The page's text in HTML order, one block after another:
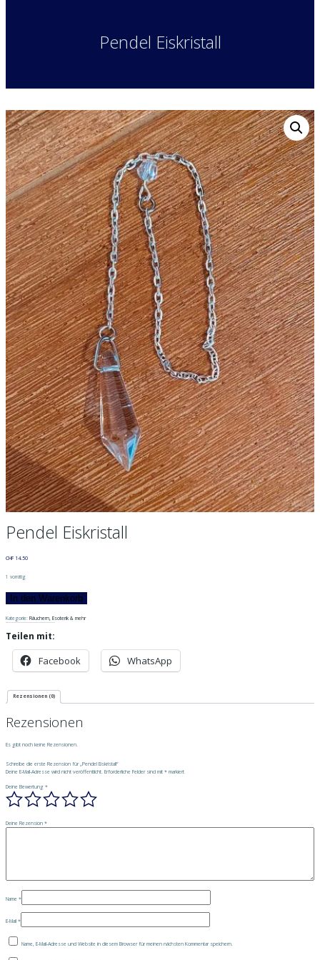
Pendel Eiskristall
Pendel Eiskristall
CHF 14.50
1 vorrätig
Pendel
EiskristallIn den Warenkorb
Kategorie: Räuchern, Esoterik & mehr
Teilen mit:
Facebook WhatsApp
Rezensionen (0)
Rezensionen
Es gibt noch keine Rezensionen.
Schreibe die erste Rezension für „Pendel Eiskristall“
Deine E-Mail-Adresse wird nicht veröffentlicht. Erforderliche Felder sind mit * markiert
Deine Bewertung *
Deine Rezension *
Name *
E-Mail *
Name, E-Mail-Adresse und Website in diesem Browser für meinen nächsten Kommentar speichern.